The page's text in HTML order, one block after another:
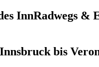
InnRadwegs
bis